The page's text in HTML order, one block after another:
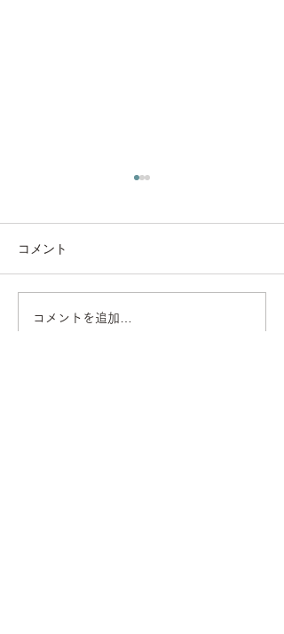
◇ 家具も日焼け予防を！
コメント
コメントを追加…